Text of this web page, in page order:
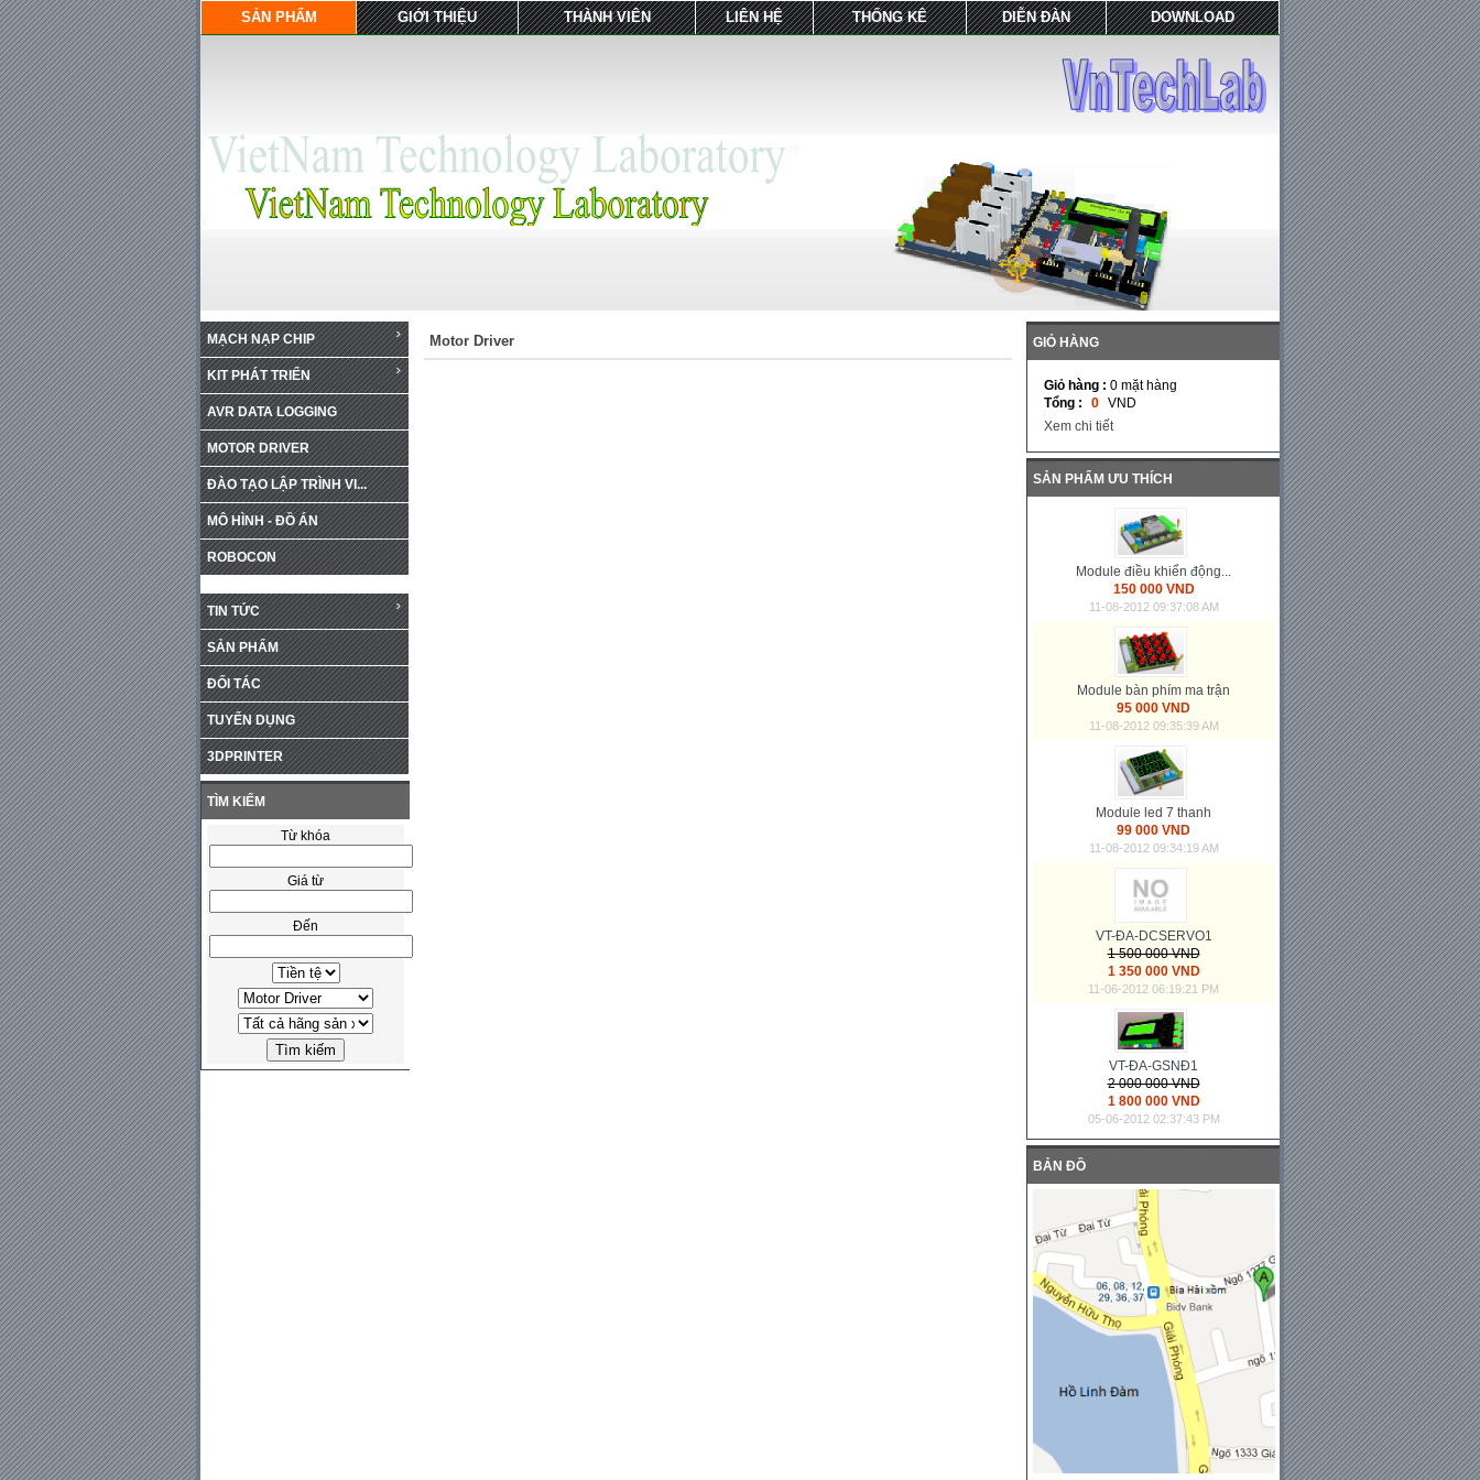
SẢN PHẨM GIỚI THIỆU THÀNH VIÊN LIÊN HỆ THỐNG KÊ DIỄN ĐÀN DOWNLOAD
MẠCH NẠP CHIP
KIT PHÁT TRIỂN
AVR DATA LOGGING
MOTOR DRIVER
ĐÀO TẠO LẬP TRÌNH VI...
MÔ HÌNH - ĐỒ ÁN
ROBOCON
TIN TỨC
SẢN PHẨM
ĐỐI TÁC
TUYỂN DỤNG
3DPRINTER
TÌM KIẾM
Từ khóa
Giá từ
Đến
Motor Driver GIỎ HÀNG
Giỏ hàng : 0 mặt hàng
Tổng :
0 VND
Xem chi tiết
SẢN PHẨM ƯU THÍCH
Module điều khiển động...
150 000 VND
11-08-2012 09:37:08 AM
Module bàn phím ma trận
95 000 VND
11-08-2012 09:35:39 AM
Module led 7 thanh
99 000 VND
11-08-2012 09:34:19 AM
VT-ĐA-DCSERVO1
1 500 000 VND
1 350 000 VND
11-06-2012 06:19:21 PM
VT-ĐA-GSNĐ1
2 000 000 VND
1 800 000 VND
05-06-2012 02:37:43 PM
BẢN ĐỒ